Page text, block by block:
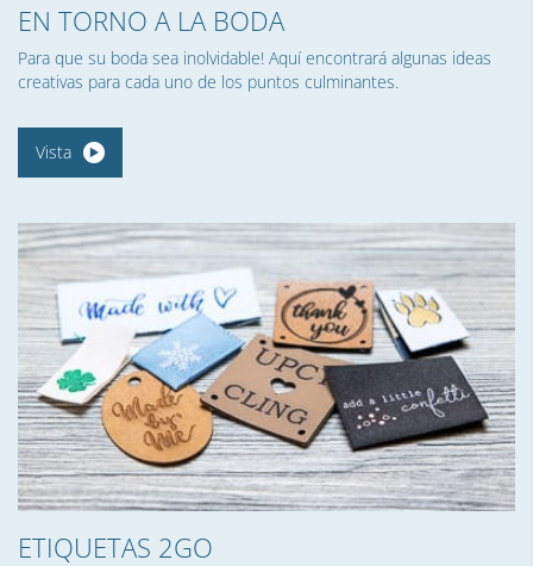
EN TORNO A LA BODA
Para que su boda sea inolvidable! Aquí encontrará algunas ideas
creativas para cada uno de los puntos culminantes.
Vista
ETIQUETAS 2GO